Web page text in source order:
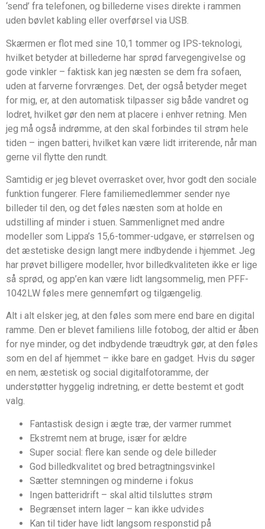
‘send’ fra telefonen, og billederne vises direkte i rammen
uden bøvlet kabling eller overførsel via USB.
Skærmen er flot med sine 10,1 tommer og IPS-teknologi,
hvilket betyder at billederne har sprød farvegengivelse og
gode vinkler – faktisk kan jeg næsten se dem fra sofaen,
uden at farverne forvrænges. Det, der også betyder meget
for mig, er, at den automatisk tilpasser sig både vandret og
lodret, hvilket gør den nem at placere i enhver retning. Men
jeg må også indrømme, at den skal forbindes til strøm hele
tiden – ingen batteri, hvilket kan være lidt irriterende, når man
gerne vil flytte den rundt.
Samtidig er jeg blevet overrasket over, hvor godt den sociale
funktion fungerer. Flere familiemedlemmer sender nye
billeder til den, og det føles næsten som at holde en
udstilling af minder i stuen. Sammenlignet med andre
modeller som Lippa’s 15,6-tommer-udgave, er størrelsen og
det æstetiske design langt mere indbydende i hjemmet. Jeg
har prøvet billigere modeller, hvor billedkvaliteten ikke er lige
så sprød, og app’en kan være lidt langsommelig, men PFF-
1042LW føles mere gennemført og tilgængelig.
Alt i alt elsker jeg, at den føles som mere end bare en digital
ramme. Den er blevet familiens lille fotobog, der altid er åben
for nye minder, og det indbydende træudtryk gør, at den føles
som en del af hjemmet – ikke bare en gadget. Hvis du søger
en nem, æstetisk og social digitalfotoramme, der
understøtter hyggelig indretning, er dette bestemt et godt
valg.
Fantastisk design i ægte træ, der varmer rummet
Ekstremt nem at bruge, især for ældre
Super social: flere kan sende og dele billeder
God billedkvalitet og bred betragtningsvinkel
Sætter stemningen og minderne i fokus
Ingen batteridrift – skal altid tilsluttes strøm
Begrænset intern lager – kan ikke udvides
Kan til tider have lidt langsom responstid på